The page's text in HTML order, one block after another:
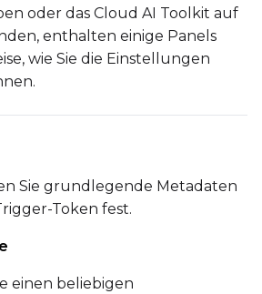
oder das Cloud AI Toolkit auf
enthalten einige Panels
wie Sie die Einstellungen
Sie grundlegende Metadaten
Token fest.
einen beliebigen